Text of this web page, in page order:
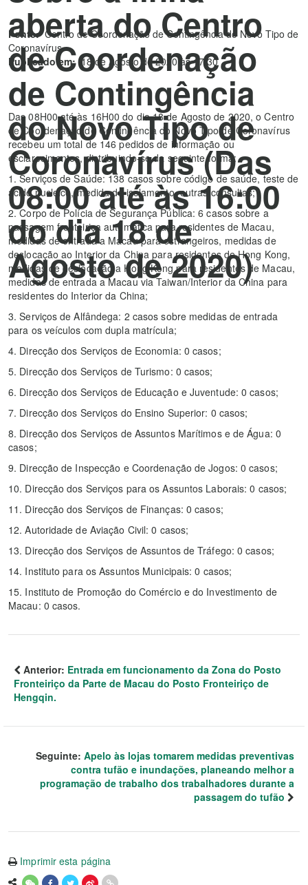
aberta do Centro
de Coordenação
de Contingência
do Novo Tipo de
Coronavírus (Das
08:00 até às 16:00
do dia 18 de
Agosto de 2020)
Fonte: Centro de Coordenação de Contingência do Novo Tipo de
Coronavírus
Publicado em: 18 de Agosto de 2020 às 17:30
Das 08H00 até às 16H00 do dia 18 de Agosto de 2020, o Centro
de Coordenação de Contingência do Novo Tipo de Coronavírus
recebeu um total de 146 pedidos de informação ou
esclarecimentos, distribuindo-se da seguinte forma:
1. Serviços de Saúde: 138 casos sobre código de saúde, teste de
ácido nucleico, medida de isolamento, outras consultas;
2. Corpo de Polícia de Segurança Pública: 6 casos sobre a
passagem fronteiriça automática para residentes de Macau,
medidas de entrada a Macau para estrangeiros, medidas de
deslocação ao Interior da China para residentes de Hong Kong,
medidas de deslocação a Hong Kong para residentes de Macau,
medidas de entrada a Macau via Taiwan/Interior da China para
residentes do Interior da China;
3. Serviços de Alfândega: 2 casos sobre medidas de entrada
para os veículos com dupla matrícula;
4. Direcção dos Serviços de Economia: 0 casos;
5. Direcção dos Serviços de Turismo: 0 casos;
6. Direcção dos Serviços de Educação e Juventude: 0 casos;
7. Direcção dos Serviços do Ensino Superior: 0 casos;
8. Direcção dos Serviços de Assuntos Marítimos e de Água: 0
casos;
9. Direcção de Inspecção e Coordenação de Jogos: 0 casos;
10. Direcção dos Serviços para os Assuntos Laborais: 0 casos;
11. Direcção dos Serviços de Finanças: 0 casos;
12. Autoridade de Aviação Civil: 0 casos;
13. Direcção dos Serviços de Assuntos de Tráfego: 0 casos;
14. Instituto para os Assuntos Municipais: 0 casos;
15. Instituto de Promoção do Comércio e do Investimento de
Macau: 0 casos.
Anterior: Entrada em funcionamento da Zona do Posto
Fronteiriço da Parte de Macau do Posto Fronteiriço de
Hengqin.
Seguinte: Apelo às lojas tomarem medidas preventivas
contra tufão e inundações, planeando melhor a
programação de trabalho dos trabalhadores durante a
passagem do tufão
Imprimir esta página